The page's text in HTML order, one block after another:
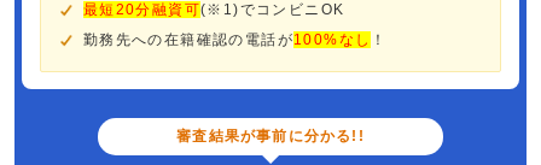
最短20分融資可(※1)でコンビニOK
勤務先への在籍確認の電話が100%なし ！
審査結果が事前に分かる!!